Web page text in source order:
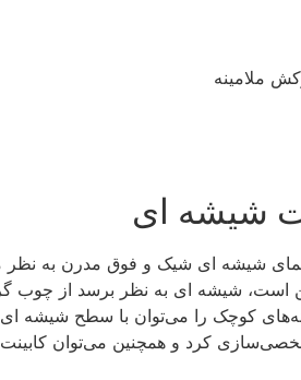
شیشه ای
شیشه ای به نظر برسد از چوب
کوچک را می‌توان با سطح شیشه‌
کرد و همچنین می‌توان کابینت